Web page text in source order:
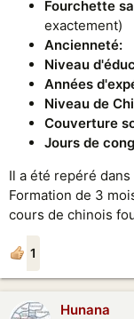
Fourchette
exactement)
Ancienneté:
Niveau
Années
Niveau de
Couverture
Jours de
Il a été repéré
Formation de 3
cours de chinois
1
Hunana